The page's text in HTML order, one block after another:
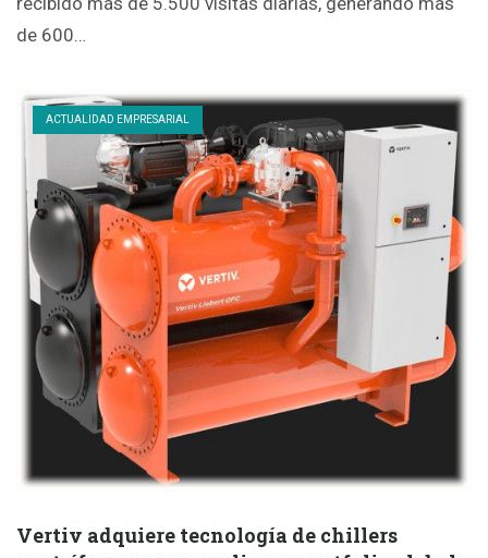
de 600…
ACTUALIDAD EMPRESARIAL
Vertiv adquiere tecnología de chillers